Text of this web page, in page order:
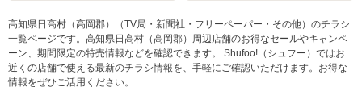
高知県日高村（高岡郡）（TV局・新聞社・フリーペーパー・その他）のチラシ
一覧ページです。高知県日高村（高岡郡）周辺店舗のお得なセールやキャンペ
ーン、期間限定の特売情報などを確認できます。 Shufoo!（シュフー）ではお
近くの店舗で使える最新のチラシ情報を、手軽にご確認いただけます。お得な
情報をぜひご活用ください。